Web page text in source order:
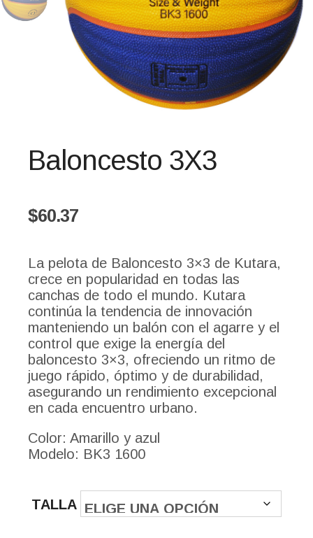
Baloncesto 3X3
$60.37
La pelota de Baloncesto 3×3 de Kutara,
crece en popularidad en todas las
canchas de todo el mundo. Kutara
continúa la tendencia de innovación
manteniendo un balón con el agarre y el
control que exige la energía del
baloncesto 3×3, ofreciendo un ritmo de
juego rápido, óptimo y de durabilidad,
asegurando un rendimiento excepcional
en cada encuentro urbano.
Color: Amarillo y azul
Modelo: BK3 1600
TALLA